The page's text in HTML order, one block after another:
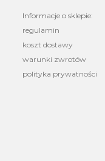
Informacje o sklepie:
regulamin
koszt dostawy
warunki zwrotów
polityka prywatności